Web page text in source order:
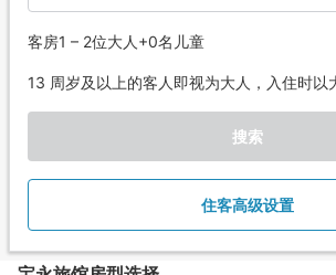
客房1 – 2位大人+0名儿童
13 周岁及以上的客人即视为大人，入住时以
搜索
住客高级设置